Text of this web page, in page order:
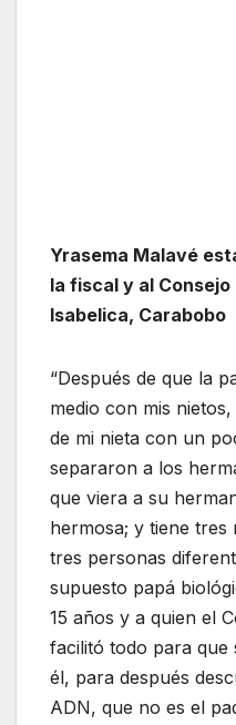
Yrasema Malavé
la fiscal y al
Isabelica, Carabobo
“Después de que la
medio con mis
de mi nieta con un
separaron a los
que viera a su
hermosa; y tiene tres
tres personas
supuesto papá
15 años y a quien el
facilitó todo para que
él, para después
ADN, que no es el